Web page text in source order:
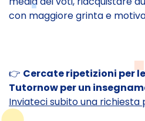
con maggiore grinta e
👉 Cercate ripetizioni per
Tutornow per un
Inviateci subito una richiesta